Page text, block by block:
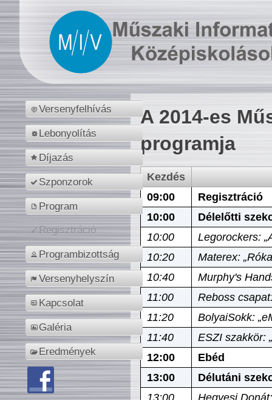
Versenyfelhívás
Lebonyolítás
Díjazás
Szponzorok
Program
Regisztráció
Programbizottság
Versenyhelyszín
Kapcsolat
Galéria
Eredmények
A 2014-es
programja
Kezdés
09:00
Regisztráció
10:00
Délelőtti
10:00
Legorockers:
10:20
Materex:
10:40
Murphy's
11:00
Reboss
11:20
BolyaiSokk:
11:40
ESZI szakkör:
12:00
Ebéd
13:00
Délutáni
13:00
Hegyesi